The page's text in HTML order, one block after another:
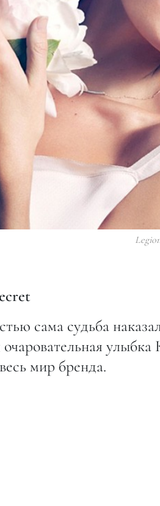
сама судьба
мир бренда.